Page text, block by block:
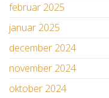
februar 2025
januar 2025
december 2024
november 2024
oktober 2024